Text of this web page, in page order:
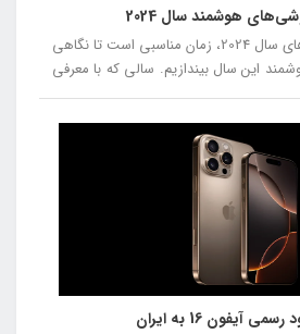
هوشمند سال 2024
با رسیدن به آخرین روزهای سال 2024، زمان مناسبی است تا نگاهی
این سال بیندازیم. سالی که با معرفی
دنیای فناوری را تحت تأثیر قرار داد. از
بی‌نظیر، این سال با رقابت سختی بین
در این مقاله، بهترین گوشی‌های سال
2024 را از شماره 5 تا شماره 1 معرفی خواهیم کرد، تا شما بتوانید با
هر مدل، انتخاب بهتری داشته باشید.
آیفون 16 به ایران